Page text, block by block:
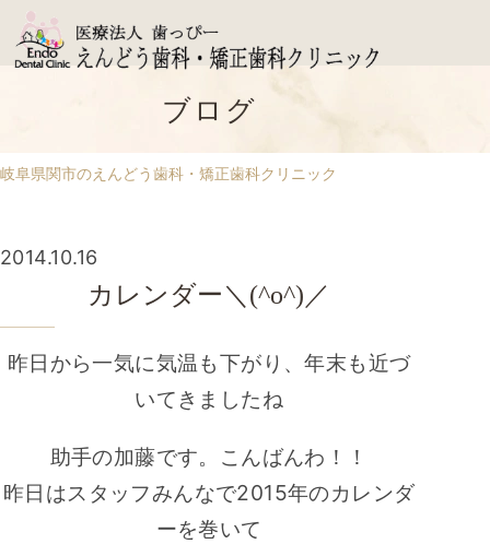
ブログ
岐阜県関市のえんどう歯科・矯正歯科クリニック
カレンダー＼(^o^)／
2014.10.16
昨日から一気に気温も下がり、年末も近づ
いてきましたね
助手の加藤です。こんばんわ！！
昨日はスタッフみんなで2015年のカレンダ
ーを巻いて